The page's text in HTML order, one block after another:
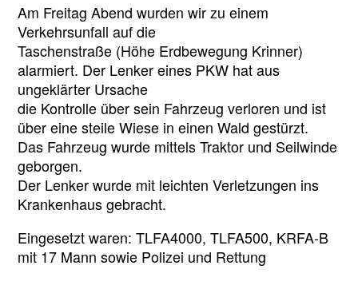
Am Freitag Abend wurden wir zu einem
Verkehrsunfall auf die
Taschenstraße (Höhe Erdbewegung Krinner)
alarmiert. Der Lenker eines PKW hat aus
ungeklärter Ursache
die Kontrolle über sein Fahrzeug verloren und ist
über eine steile Wiese in einen Wald gestürzt.
Das Fahrzeug wurde mittels Traktor und Seilwinde
geborgen.
Der Lenker wurde mit leichten Verletzungen ins
Krankenhaus gebracht.
Eingesetzt waren: TLFA4000, TLFA500, KRFA-B
mit 17 Mann sowie Polizei und Rettung